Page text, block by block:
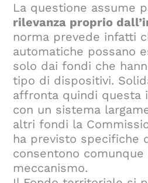
La questione assume
rilevanza proprio
norma prevede infatti
automatiche possano
solo dai fondi che
tipo di dispositivi.
affronta quindi questa
con un sistema
altri fondi la
ha previsto specifiche
consentono comunque
meccanismo.